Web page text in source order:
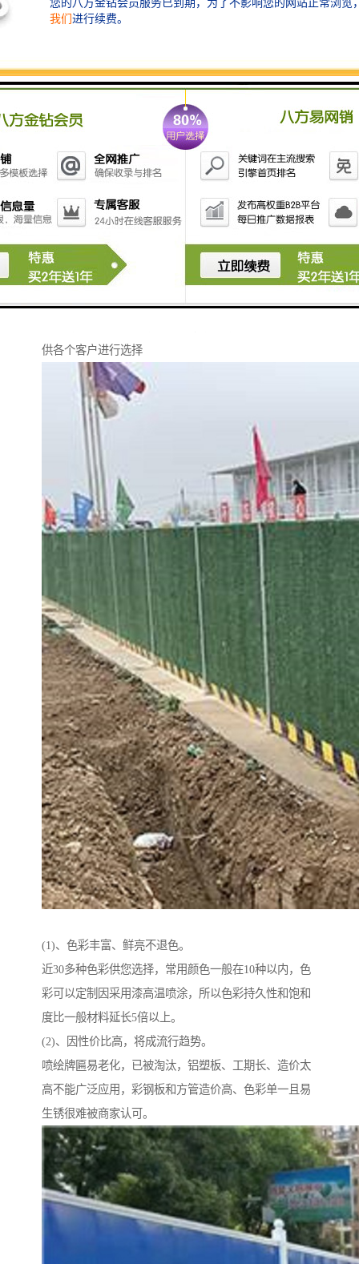
建筑围挡的技术优势：
2、建筑围挡不容易生锈，能够很好地抵抗酸碱的侵蚀，
表面不需要再涂保护漆里了，省去了我们要对它进行维
护的费用，有效地保护环境。
3、建筑围挡的表敏非常光洁整滑，它的颜色看起来也非
常柔和，遇到强光照射也不会给人难以适应的感
觉。
4、建筑围挡的制作过程很快，工程周期很短，安装也非
常方便，若果一个工程结束，工程围挡拆卸起来也很方
便，这样有利于对突发状况的处理，能够进行回收再利
用。
供各个客户进行选择
(1)、色彩丰富、鲜亮不退色。
近30多种色彩供您选择，常用颜色一般在10种以内，色
彩可以定制因采用漆高温喷涂，所以色彩持久性和饱和
度比一般材料延长5倍以上。
(2)、因性价比高，将成流行趋势。
喷绘牌匾易老化，已被淘汰，铝塑板、工期长、造价太
高不能广泛应用，彩钢板和方管造价高、色彩单一且易
生锈很难被商家认可。